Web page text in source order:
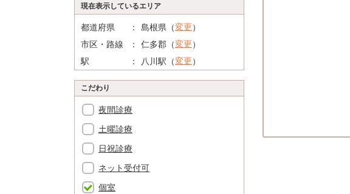
現在表示しているエリア
都道府県 島根県（変更）
市区・路線
仁多郡（変更）
駅
八川駅（変更）
こだわり
夜間診療
土曜診療
日祝診療
ネット受付可
個室